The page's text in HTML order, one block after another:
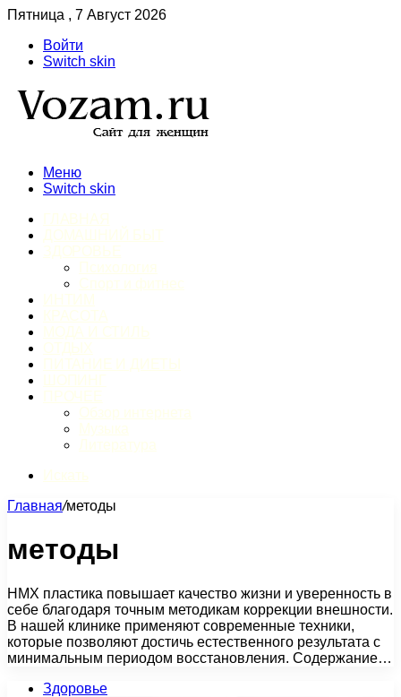
Пятница , 7 Август 2026
Войти
Switch skin
Меню
Switch skin
Главная/методы
методы
НМХ пластика повышает качество жизни и уверенность в
себе благодаря точным методикам коррекции внешности.
В нашей клинике применяют современные техники,
которые позволяют достичь естественного результата с
минимальным периодом восстановления. Содержание…
Здоровье